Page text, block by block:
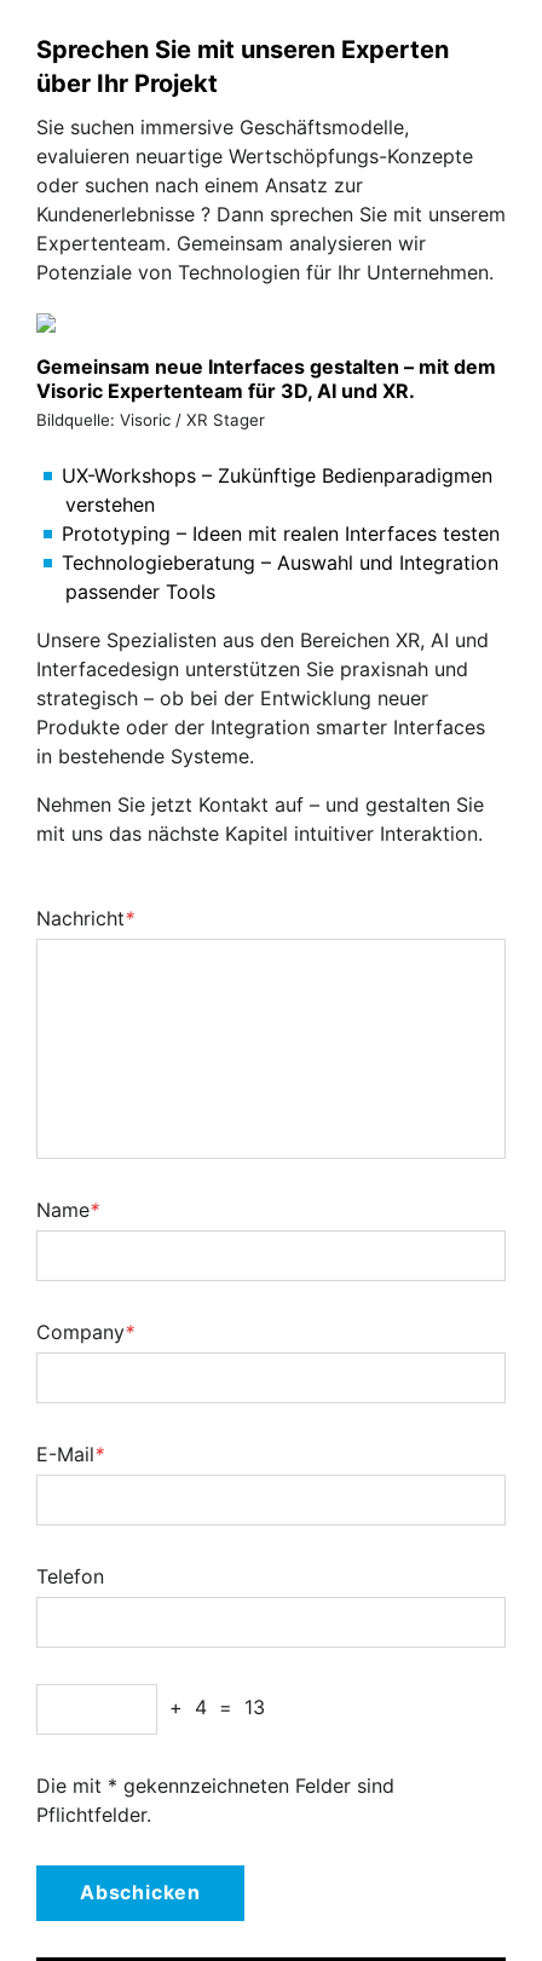
Sprechen Sie mit unseren Experten
über Ihr Projekt
Sie suchen immersive Geschäftsmodelle,
evaluieren neuartige Wertschöpfungs-Konzepte
oder suchen nach einem Ansatz zur
Kundenerlebnisse ? Dann sprechen Sie mit unserem
Expertenteam. Gemeinsam analysieren wir
Potenziale von Technologien für Ihr Unternehmen.
Gemeinsam neue Interfaces gestalten – mit dem
Visoric Expertenteam für 3D, AI und XR.
Bildquelle: Visoric / XR Stager
UX-Workshops – Zukünftige Bedienparadigmen
verstehen
Prototyping – Ideen mit realen Interfaces testen
Technologieberatung – Auswahl und Integration
passender Tools
Unsere Spezialisten aus den Bereichen XR, AI und
Interfacedesign unterstützen Sie praxisnah und
strategisch – ob bei der Entwicklung neuer
Produkte oder der Integration smarter Interfaces
in bestehende Systeme.
Nehmen Sie jetzt Kontakt auf – und gestalten Sie
mit uns das nächste Kapitel intuitiver Interaktion.
Nachricht*
Name*
Company*
E-Mail*
Telefon
+ 4 = 13
Die mit * gekennzeichneten Felder sind
Pflichtfelder.
Abschicken